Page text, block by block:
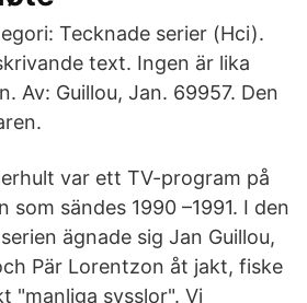
Tecknade serier (Hci).
text. Ingen är lika
Av: Guillou, Jan. 69957. Den
var ett TV-program på
som sändes 1990 –1991. I den
ägnade sig Jan Guillou,
Pär Lorentzon åt jakt, fiske
"manliga sysslor". Vi